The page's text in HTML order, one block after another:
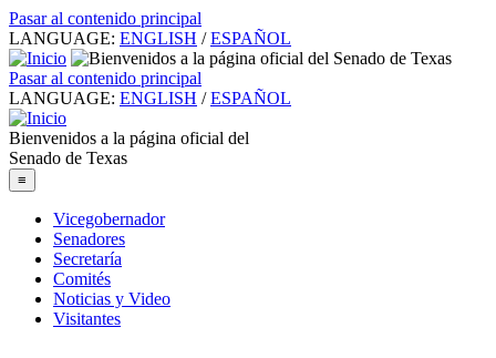
Pasar al contenido principal
LANGUAGE: ENGLISH / ESPAÑOL
Pasar al contenido principal
LANGUAGE: ENGLISH / ESPAÑOL
Bienvenidos a la página oficial del
Senado de Texas
≡
Vicegobernador
Senadores
Secretaría
Comités
Noticias y Video
Visitantes